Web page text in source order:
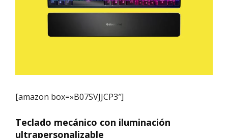
[amazon box=»B07SVJJCP3″]
Teclado mecánico con iluminación
ultrapersonalizable